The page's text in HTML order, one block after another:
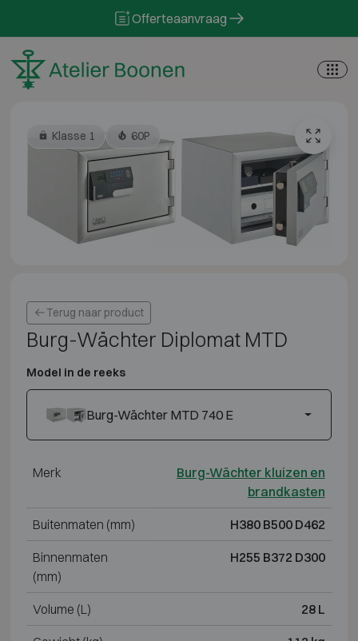
Offerteaanvraag
Klasse 1 60P
Terug naar product
Burg-Wächter Diplomat MTD
Model in de reeks
Burg-Wächter MTD 740 E
Merk
Burg-Wächter kluizen en
brandkasten
Buitenmaten (mm) H380 B500 D462
Binnenmaten
(mm)
H255 B372 D300
Volume (L) 28 L